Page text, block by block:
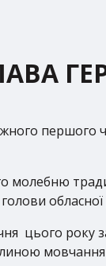
першого
молебню
цього року